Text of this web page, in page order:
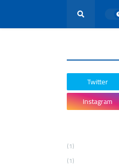
Twitter
Instagram
(1)
(1)